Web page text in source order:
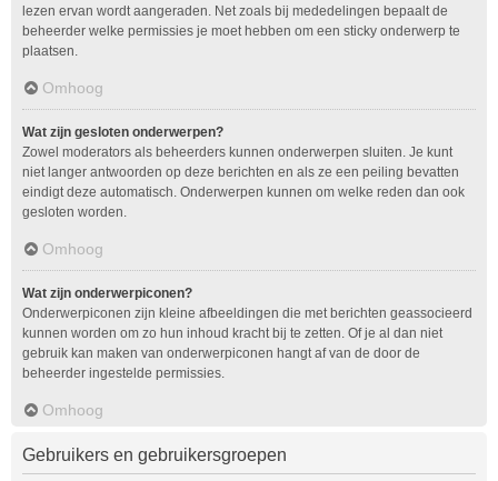
lezen ervan wordt aangeraden. Net zoals bij mededelingen bepaalt de
beheerder welke permissies je moet hebben om een sticky onderwerp te
plaatsen.
Omhoog
Wat zijn gesloten onderwerpen?
Zowel moderators als beheerders kunnen onderwerpen sluiten. Je kunt
niet langer antwoorden op deze berichten en als ze een peiling bevatten
eindigt deze automatisch. Onderwerpen kunnen om welke reden dan ook
gesloten worden.
Omhoog
Wat zijn onderwerpiconen?
Onderwerpiconen zijn kleine afbeeldingen die met berichten geassocieerd
kunnen worden om zo hun inhoud kracht bij te zetten. Of je al dan niet
gebruik kan maken van onderwerpiconen hangt af van de door de
beheerder ingestelde permissies.
Omhoog
Gebruikers en gebruikersgroepen